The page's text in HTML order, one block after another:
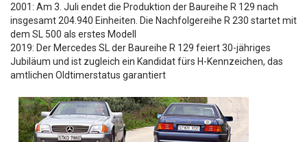
2001: Am 3. Juli endet die Produktion der Baureihe R 129 nach
insgesamt 204.940 Einheiten. Die Nachfolgereihe R 230 startet mit
dem SL 500 als erstes Modell
2019: Der Mercedes SL der Baureihe R 129 feiert 30-jähriges
Jubiläum und ist zugleich ein Kandidat fürs H-Kennzeichen, das
amtlichen Oldtimerstatus garantiert